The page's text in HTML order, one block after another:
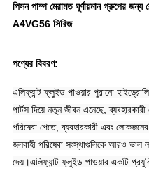
পিসন পাম্প মেরামত ঘূর্ণায়মান গ্রুপের জন্য
A4VG56 সিরিজ
পণ্যের বিবরণ:
এলিফ্যান্ট ফ্লুইড পাওয়ার পুরানো
পার্টস দিয়ে নতুন জীবন এনেছে,
পরিষেবা পেতে, ব্যবহারকারী এবং
জলবাহী পরিষেবা সংস্থাগুলিকে আরও
দেয়।এলিফ্যান্ট ফ্লুইড পাওয়ার একটি